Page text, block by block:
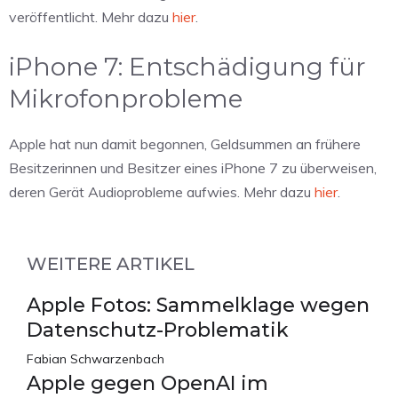
veröffentlicht. Mehr dazu hier.
iPhone 7: Entschädigung für
Mikrofonprobleme
Apple hat nun damit begonnen, Geldsummen an frühere
Besitzerinnen und Besitzer eines iPhone 7 zu überweisen,
deren Gerät Audioprobleme aufwies. Mehr dazu hier.
WEITERE ARTIKEL
Apple Fotos: Sammelklage wegen
Datenschutz-Problematik
Fabian Schwarzenbach
Apple gegen OpenAI im